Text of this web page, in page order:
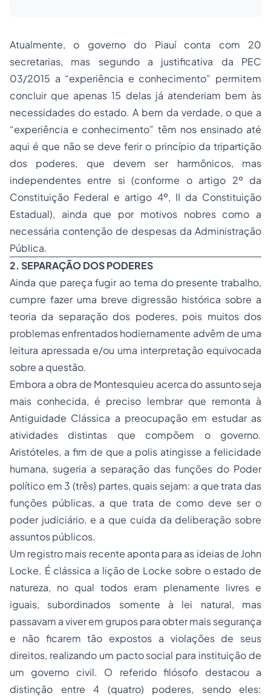
Atualmente, o governo do Piauí conta com 20
secretarias, mas segundo a justificativa da PEC
03/2015 a “experiência e conhecimento” permitem
concluir que apenas 15 delas já atenderiam bem às
necessidades do estado. A bem da verdade, o que a
“experiência e conhecimento” têm nos ensinado até
aqui é que não se deve ferir o princípio da tripartição
dos poderes, que devem ser harmônicos, mas
independentes entre si (conforme o artigo 2º da
Constituição Federal e artigo 4º, II da Constituição
Estadual), ainda que por motivos nobres como a
necessária contenção de despesas da Administração
Pública.
2. SEPARAÇÃO DOS PODERES
Ainda que pareça fugir ao tema do presente trabalho,
cumpre fazer uma breve digressão histórica sobre a
teoria da separação dos poderes, pois muitos dos
problemas enfrentados hodiernamente advêm de uma
leitura apressada e/ou uma interpretação equivocada
sobre a questão.
Embora a obra de Montesquieu acerca do assunto seja
mais conhecida, é preciso lembrar que remonta à
Antiguidade Clássica a preocupação em estudar as
atividades distintas que compõem o governo.
Aristóteles, a fim de que a polis atingisse a felicidade
humana, sugeria a separação das funções do Poder
político em 3 (três) partes, quais sejam: a que trata das
funções públicas, a que trata de como deve ser o
poder judiciário, e a que cuida da deliberação sobre
assuntos públicos.
Um registro mais recente aponta para as ideias de John
Locke. É clássica a lição de Locke sobre o estado de
natureza, no qual todos eram plenamente livres e
iguais, subordinados somente à lei natural, mas
passavam a viver em grupos para obter mais segurança
e não ficarem tão expostos a violações de seus
direitos, realizando um pacto social para instituição de
um governo civil. O referido filósofo destacou a
distinção entre 4 (quatro) poderes, sendo eles: